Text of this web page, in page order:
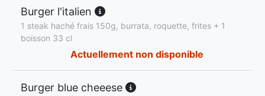
Burger l'italien
1 steak haché frais 150g, burrata, roquette, frites + 1
boisson 33 cl
Actuellement non disponible
Burger blue cheeese